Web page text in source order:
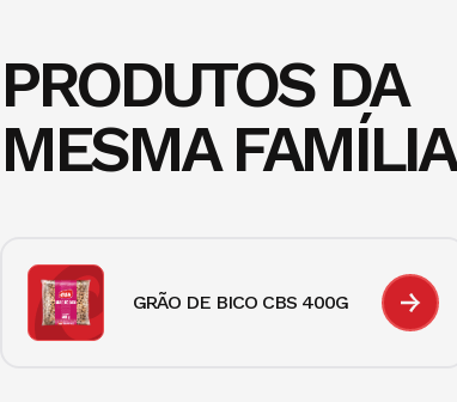
PRODUTOS DA
MESMA FAMÍLIA
GRÃO DE BICO CBS 400G